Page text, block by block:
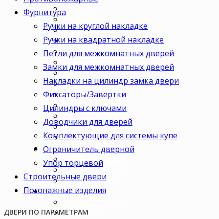
Для кухни
В комнату
В кабинет
В детскую
В спальню
В зал
В гардеробную
В коридор
В кладовку
В офис
В коттедж
Для дачи
Ценовая категория
Двери премиум
Двери стандарт
Двери эконом
Комплектация
Комплект
Фурнитура
Ручки на круглой накладке
Ручки на квадратной накладке
Петли для межкомнатных дверей
Замки для межкомнатных дверей
Накладки на цилиндр замка двери
Фиксаторы/Завертки
Цилиндры с ключами
Доводчики для дверей
Комплектующие для системы купе
Ограничитель дверной
Упор торцевой
Строительные двери
Погонажные изделия
ДВЕРИ ПО ПАРАМЕТРАМ